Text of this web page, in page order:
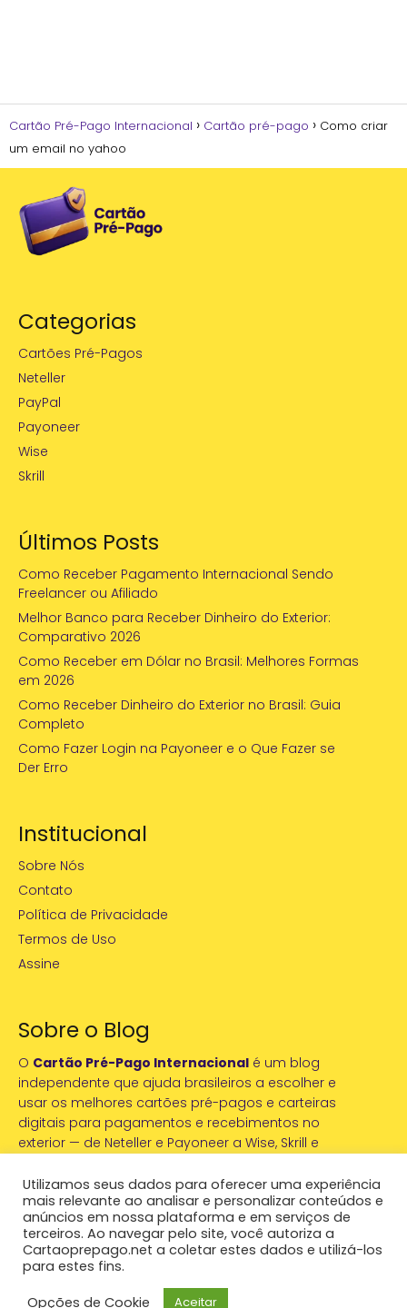
Cartão Pré-Pago Internacional Cartão pré-pago
Como criar
um email no yahoo
Categorias
Cartões Pré-Pagos
Neteller
PayPal
Payoneer
Wise
Skrill
Últimos Posts
Como Receber Pagamento Internacional Sendo
Freelancer ou Afiliado
Melhor Banco para Receber Dinheiro do Exterior:
Comparativo 2026
Como Receber em Dólar no Brasil: Melhores Formas
em 2026
Como Receber Dinheiro do Exterior no Brasil: Guia
Completo
Como Fazer Login na Payoneer e o Que Fazer se
Der Erro
Institucional
Sobre Nós
Contato
Política de Privacidade
Termos de Uso
Assine
Sobre o Blog
O Cartão Pré-Pago Internacional é um blog
independente que ajuda brasileiros a escolher e
usar os melhores cartões pré-pagos e carteiras
digitais para pagamentos e recebimentos no
exterior — de Neteller e Payoneer a Wise, Skrill e
Avelino.
Conhecer nossa história →
reservados
Utilizamos seus dados para oferecer uma experiência
mais relevante ao analisar e personalizar conteúdos e
anúncios em nossa plataforma e em serviços de
terceiros. Ao navegar pelo site, você autoriza a
Cartaoprepago.net a coletar estes dados e utilizá-los
para estes fins.
Opções de Cookie
Aceitar